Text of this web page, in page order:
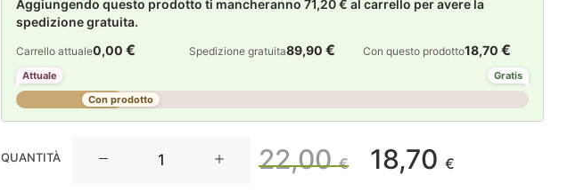
Aggiungendo questo prodotto ti mancheranno 71,20 € al carrello per avere la
spedizione gratuita.
Carrello attuale0,00 € Spedizione gratuita89,90€ Con questo prodotto18,70 €
Attuale
Gratis
Con prodotto
QUANTITÀ 22,00€ 18,70 €